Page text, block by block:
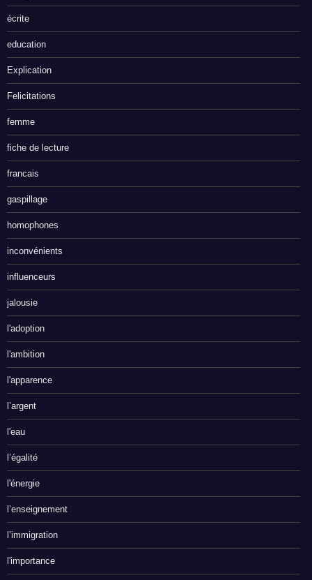
écrite
education
Explication
Felicitations
femme
fiche de lecture
francais
gaspillage
homophones
inconvénients
influenceurs
jalousie
l'adoption
l'ambition
l'apparence
l’argent
l'eau
l’égalité
l'énergie
l’enseignement
l’immigration
l'importance